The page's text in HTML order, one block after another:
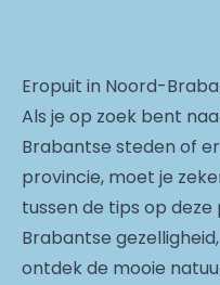
Eropuit in Noord-
Als je op zoek bent
Brabantse steden of
provincie, moet je
tussen de tips op deze
Brabantse
ontdek de mooie